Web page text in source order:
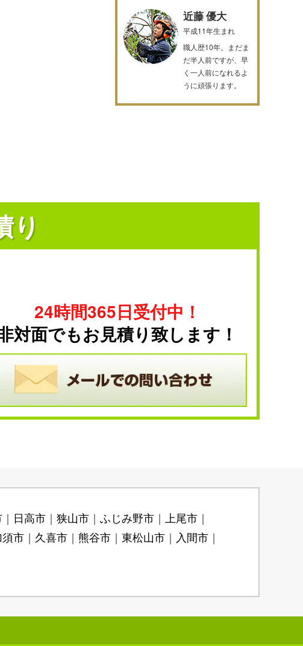
近藤 優大
平成11年生まれ
職人歴10年。まだま
だ半人前ですが、早
く一人前になれるよ
うに頑張ります。
り
24時間365日受付中！
対面でもお見積り致します！
日高市 狭山市 ふじみ野市
上尾市
須市 久喜市 熊谷市 東松山市
入間市